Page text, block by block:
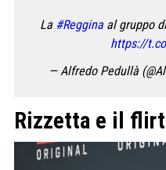
La #Regginaal gruppo
https://
— Alfredo Pedullà
Rizzetta e il